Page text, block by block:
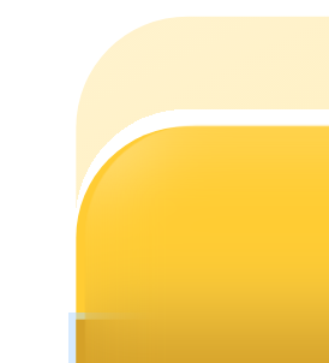
Launchpool
Staking flexível para ganhar tokens